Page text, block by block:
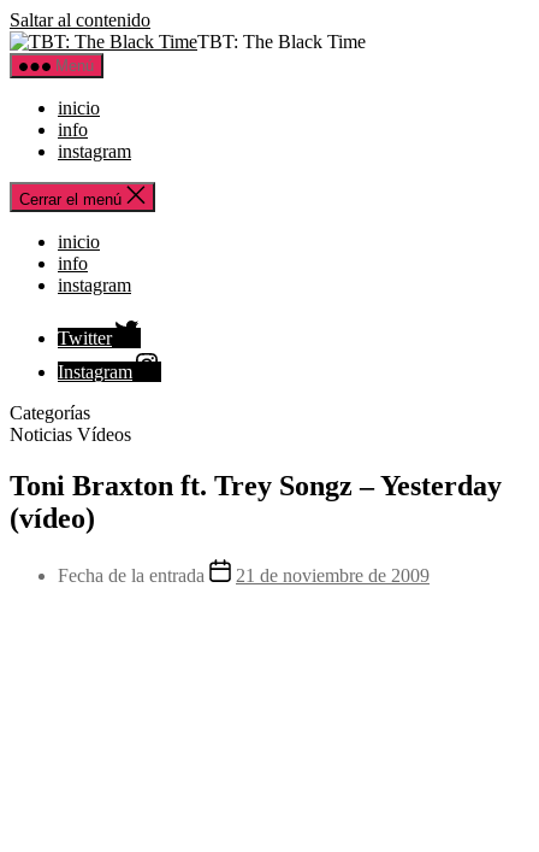
Saltar al contenido
TBT: The Black Time
Menú
inicio
info
instagram
Cerrar el menú
inicio
info
instagram
Twitter
Instagram
Categorías
Noticias Vídeos
Toni Braxton ft. Trey Songz – Yesterday
(vídeo)
Fecha de la entrada 21 de noviembre de 2009